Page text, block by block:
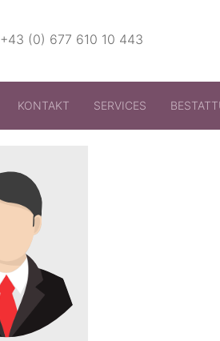
+43 (0) 677 610 10 443
KONTAKT SERVICES